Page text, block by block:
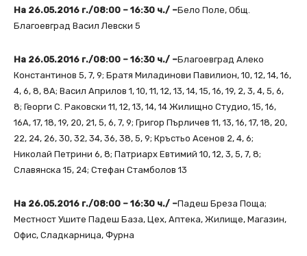
На 26.05.2016 г./08:00 – 16:30 ч./ –Бело Поле, Общ.
Благоевград Васил Левски 5
На 26.05.2016 г./08:00 – 16:30 ч./ –Благоевград Алеко
Константинов 5, 7, 9; Братя Миладинови Павилион, 10, 12, 14, 16,
4, 6, 8, 8А; Васил Априлов 1, 10, 11, 12, 13, 14, 15, 16, 19, 2, 3, 4, 5, 6,
8; Георги С. Раковски 11, 12, 13, 14, 14 Жилищно Студио, 15, 16,
16А, 17, 18, 19, 20, 21, 5, 6, 7, 9; Григор Пърличев 11, 13, 16, 17, 18, 20,
22, 24, 26, 30, 32, 34, 36, 38, 5, 9; Кръстьо Асенов 2, 4, 6;
Николай Петрини 6, 8; Патриарх Евтимий 10, 12, 3, 5, 7, 8;
Славянска 15, 24; Стефан Стамболов 13
На 26.05.2016 г./08:00 – 16:30 ч./ –Падеш Бреза Поща;
Местност Ушите Падеш База, Цех, Аптека, Жилище, Магазин,
Офис, Сладкарница, Фурна